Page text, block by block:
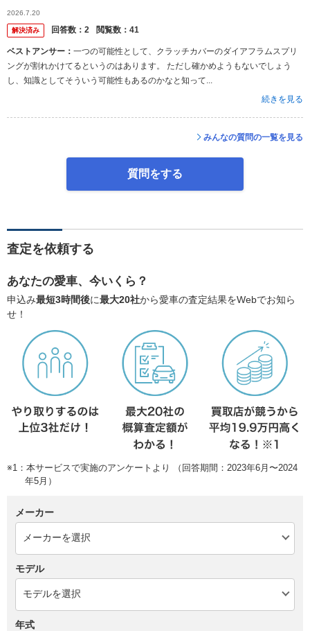
間でクラッチが体感できるほど軽くなっていました。
2026.7.20
解決済み 回答数： 2 閲覧数： 41
ベストアンサー： 一つの可能性として、クラッチカバーのダイアフラムスプリ
ングが割れかけてるというのはあります。 ただし確かめようもないでしょう
し、知識としてそういう可能性もあるのかなと知って...
続きを見る
みんなの質問の一覧を見る
質問をする
査定を依頼する
あなたの愛車、今いくら？
申込み最短3時間後に最大20社から愛車の査定結果をWebでお知ら
せ！
※1：本サービスで実施のアンケートより （回答期間：2023年6月〜2024
年5月）
メーカー
モデル
年式